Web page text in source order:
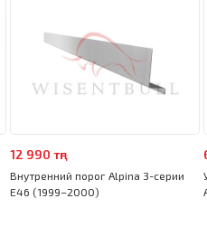
12 990 тңг
Внутренний порог Alpina 3-серии
E46 (1999–2000)